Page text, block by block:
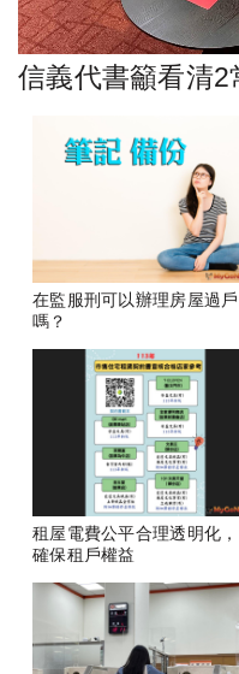
信義代書籲看清
在監服刑可以辦理房屋過戶
嗎？
租屋電費公平合理透明化，
確保租戶權益